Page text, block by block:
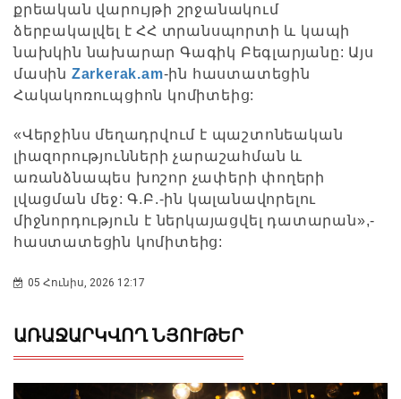
քրեական վարույթի շրջանակում
ձերբակալվել է ՀՀ տրանսպորտի և կապի
նախկին նախարար Գագիկ Բեգլարյանը: Այս
մասին Zarkerak.am-ին հաստատեցին
Հակակոռուպցիոն կոմիտեից:
«Վերջինս մեղադրվում է պաշտոնեական
լիազորությունների չարաշահման և
առանձնապես խոշոր չափերի փողերի
լվացման մեջ: Գ.Բ.-ին կալանավորելու
միջնորդություն է ներկայացվել դատարան»,-
հաստատեցին կոմիտեից:
05 Հունիս, 2026 12:17
ԱՌԱՋԱՐԿՎՈՂ ՆՅՈՒԹԵՐ